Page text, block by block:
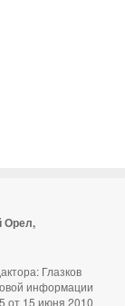
Орел,
Глазков
информации
15 июня 2010